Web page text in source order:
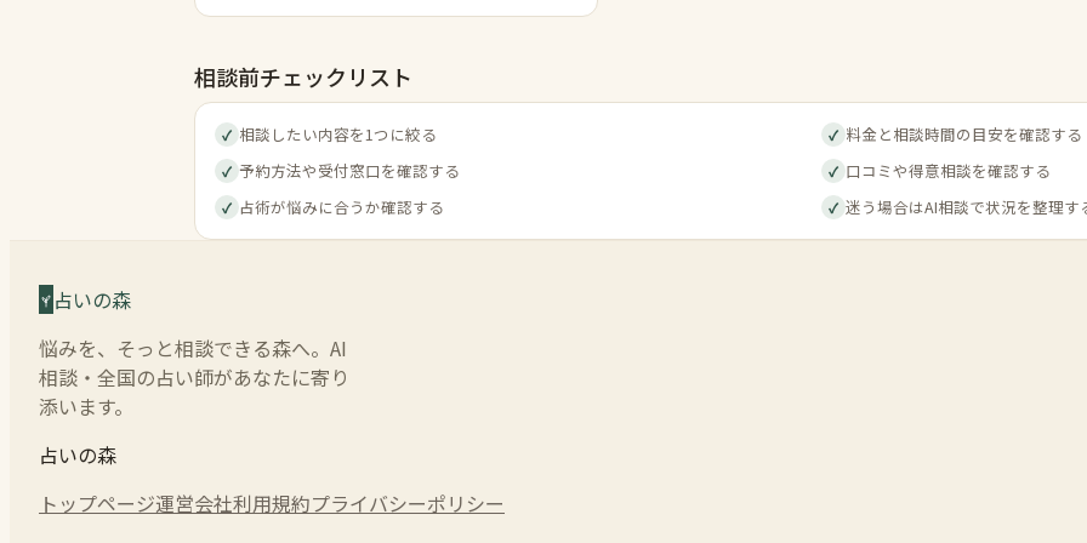
相談前チェックリスト
✓ 相談したい内容を1つに絞る ✓ 料金と相談時間の目安を確認する
✓ 予約方法や受付窓口を確認する ✓ 口コミや得意相談を確認する
✓ 占術が悩みに合うか確認する ✓ 迷う場合はAI相談で状況を整理す
占いの森
悩みを、そっと相談できる森へ。AI
相談・全国の占い師があなたに寄り
添います。
占いの森
トップページ運営会社利用規約プライバシーポリシー